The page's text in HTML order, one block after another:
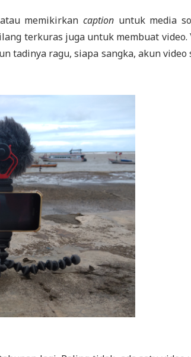
memikirkan captionuntuk media
terkuras juga untuk membuat video.
tadinya ragu, siapa sangka, akun video